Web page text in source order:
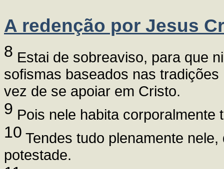
A redenção por Jesus
8 Estai de sobreaviso, para que
sofismas baseados nas
vez de se apoiar em Cristo.
9 Pois nele habita corporalmente
10 Tendes tudo plenamente
potestade.